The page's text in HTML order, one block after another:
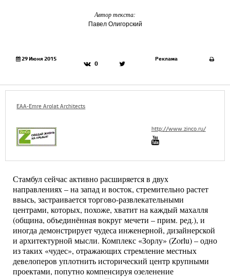
Автор текста:
Павел Олигорский
29 Июня 2015
0
Реклама
EAA-Emre Arolat Architects
http://www.zinco.ru/
Стамбул сейчас активно расширяется в двух
направлениях – на запад и восток, стремительно растет
ввысь, застраивается торгово-развлекательными
центрами, которых, похоже, хватит на каждый махалля
(община, объединённая вокруг мечети – прим. ред.), и
иногда демонстрирует чудеса инженерной, дизайнерской
и архитектурной мысли. Комплекс «Зорлу» (Zorlu) – одно
из таких «чудес», отражающих стремление местных
девелоперов уплотнить исторический центр крупными
проектами, попутно компенсируя озеленение